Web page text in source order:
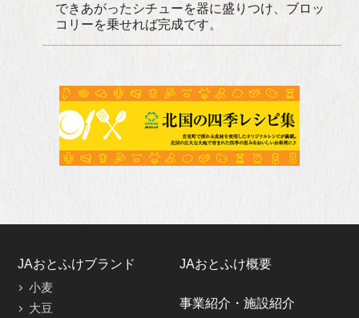
できあがったシチューを器に盛りつけ、ブロッ
コリーを乗せれば完成です。
JAおとふけブランド
小麦
大豆
JAおとふけ概要
事業紹介・施設紹介